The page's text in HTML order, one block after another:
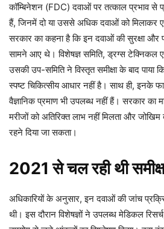
कॉम्बिनेशन (FDC) दवाओं पर तत्काल प्रभाव से
हैं, जिनमें दो या उससे अधिक दवाओं को मिलाकर
सरकार का कहना है कि इन दवाओं की सुरक्षा और
सामने आए थे। विशेषज्ञ समिति, ड्रग्स टेक्निकल
उसकी उप-समिति ने विस्तृत समीक्षा के बाद
स्पष्ट चिकित्सीय आधार नहीं है। साथ ही, इनके
वैज्ञानिक प्रमाण भी उपलब्ध नहीं हैं। सरकार का
मरीजों को अतिरिक्त लाभ नहीं मिलता और
रहने दिया जा सकता।
2021 से चल रही थी
अधिकारियों के अनुसार, इन दवाओं की जांच
थी। इस दौरान विशेषज्ञों ने उपलब्ध मेडिकल